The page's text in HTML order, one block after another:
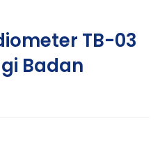
TB-03
Badan